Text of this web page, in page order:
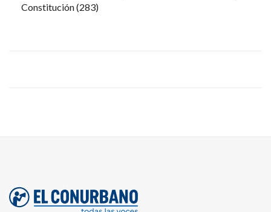
Constitución(283)